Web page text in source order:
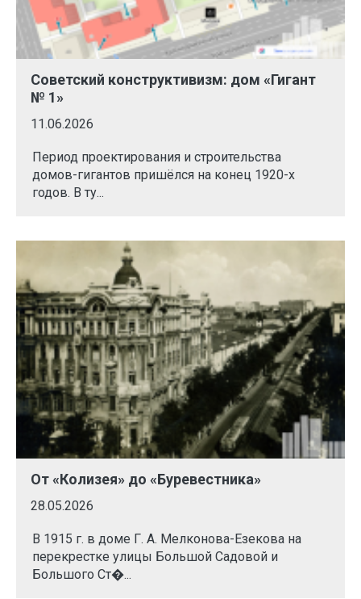
Советский конструктивизм: дом «Гигант
№ 1»
11.06.2026
Период проектирования и строительства
домов-гигантов пришёлся на конец 1920-х
годов. В ту...
От «Колизея» до «Буревестника»
28.05.2026
В 1915 г. в доме Г. А. Мелконова-Езекова на
перекрестке улицы Большой Садовой и
Большого Ст�...